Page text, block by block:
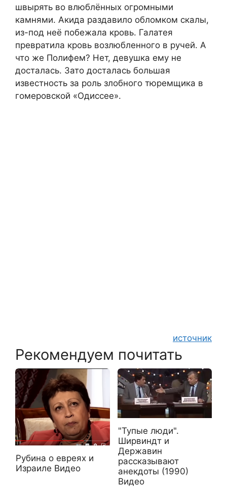
швырять во влюблённых огромными
камнями. Акида раздавило обломком скалы,
из-под неё побежала кровь. Галатея
превратила кровь возлюбленного в ручей. А
что же Полифем? Нет, девушка ему не
досталась. Зато досталась большая
известность за роль злобного тюремщика в
гомеровской «Одиссее».
источник
Рекомендуем почитать
Рубина о евреях и
Израиле Видео
"Тупые люди".
Ширвиндт и
Державин
рассказывают
анекдоты (1990)
Видео